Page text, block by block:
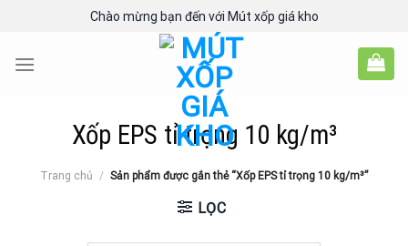
content
Chào mừng bạn đến với Mút xốp giá kho
Xốp EPS tỉ trọng 10 kg/m³
Trang chủ / Sản phẩm được gắn thẻ “Xốp EPS tỉ trọng 10 kg/m³”
LỌC